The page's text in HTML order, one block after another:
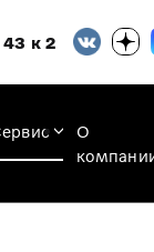
43 к 2
О